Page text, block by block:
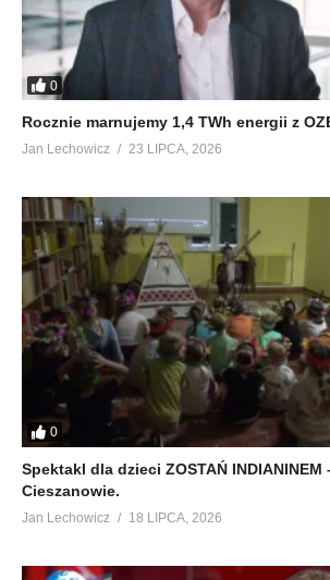
0
Rocznie marnujemy 1,4 TWh energii z
Jan Lechowicz 23 LIPCA, 2026
0
Spektakl dla dzieci ZOSTAŃ INDIANINEM
Cieszanowie.
Jan Lechowicz 18 LIPCA, 2026